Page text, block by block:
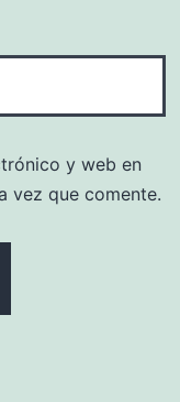
y web en
vez que comente.